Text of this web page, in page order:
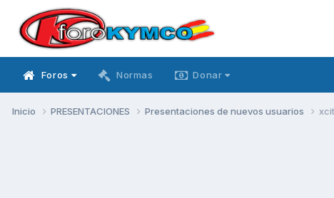
Foros Normas Donar
Inicio PRESENTACIONES Presentaciones de nuevos usuarios